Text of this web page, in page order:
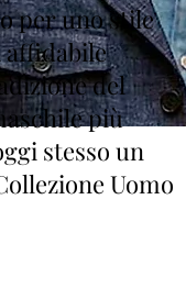
per uno stile
affidabile
del
più
stesso un
Uomo